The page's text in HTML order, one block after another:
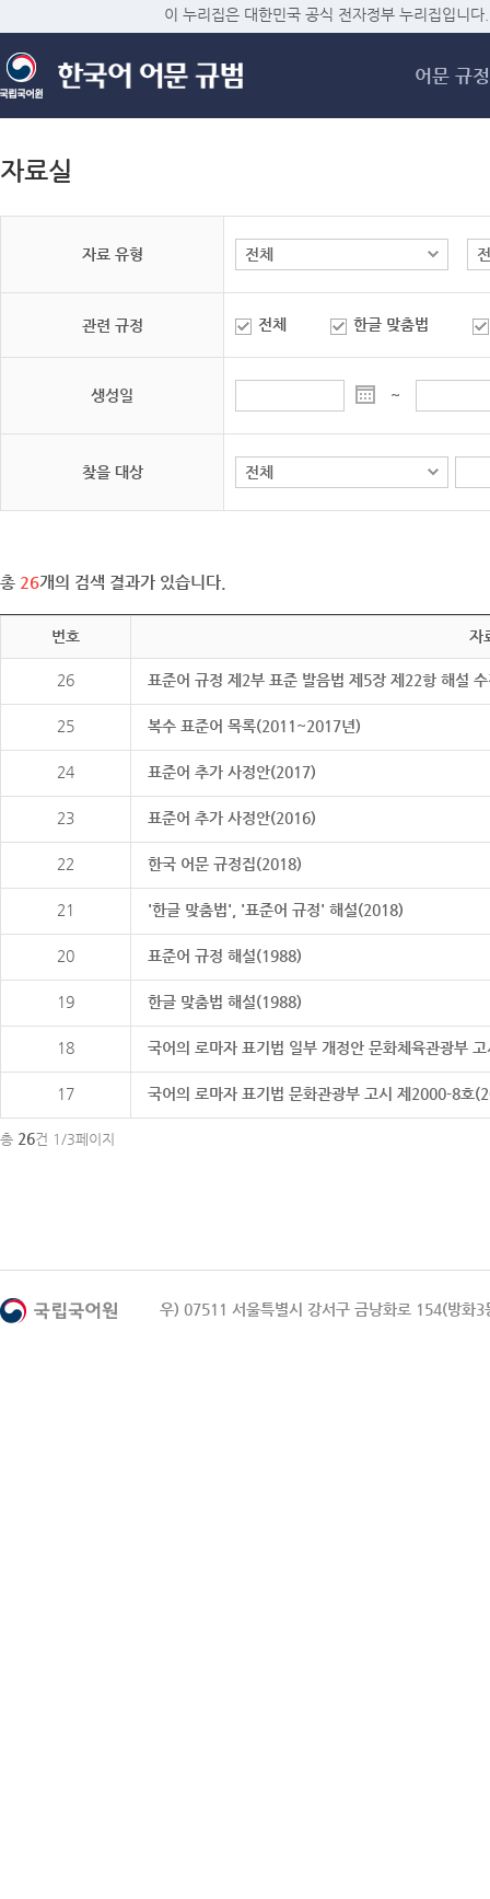
메
이 누리집은 대한민국 공식 전자정부 누리집입니다.
어문 규정
자료실
자료 유형
관련 규정 전체 한글 맞춤법
생성일 ~
찾을 대상
총 26개의 검색 결과가 있습니다.
번호 자
26 표준어 규정 제2부 표준 발음법 제5장 제22항 해설
25 복수 표준어 목록(2011~2017년)
24 표준어 추가 사정안(2017)
23 표준어 추가 사정안(2016)
22 한국 어문 규정집(2018)
21 '한글 맞춤법', '표준어 규정' 해설(2018)
20 표준어 규정 해설(1988)
19 한글 맞춤법 해설(1988)
18 국어의 로마자 표기법 일부 개정안 문화체육관광부
17 국어의 로마자 표기법 문화관광부 고시 제2000-8호
총 26건 1/3페이지
우) 07511 서울특별시 강서구 금낭화로 154(방화3